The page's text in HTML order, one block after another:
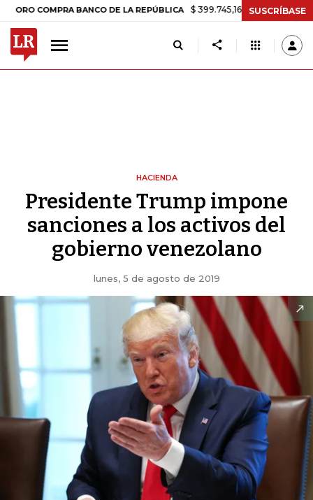
COMPRA BANCO DE LA REPÚBLICA $ 399.745,16 +$ 2.295,71 +0,58%
SUSCRÍBASE
HACIENDA
Presidente Trump impone
sanciones a los activos del
gobierno venezolano
lunes, 5 de agosto de 2019